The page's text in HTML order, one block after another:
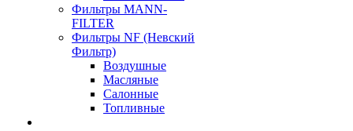
Фильтры MANN-
FILTER
Фильтры NF (Невский
Фильтр)
Воздушные
Масляные
Салонные
Топливные